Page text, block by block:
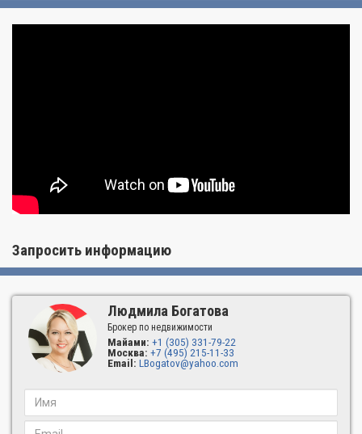
Запросить информацию
Людмила Богатова
Брокер по недвижимости
Майами: +1 (305) 331-79-22
Москва: +7 (495) 215-11-33
Email: LBogatov@yahoo.com